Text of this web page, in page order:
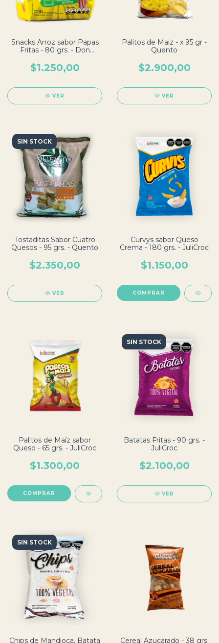
Snacks Arroz sabor Papas
Fritas - 80 grs. - Don
$1.250,00
VER
Palitos de Maiz - x 95 gr -
Quento
$2.900,00
VER
SIN STOCK
Tostaditas Sabor Cuatro
Quesos - 95 grs. - Quento
$2.350,00
VER
Curvys sabor Queso
Crema - 180 grs. - JuliCroc
$1.150,00
Palitos de Maíz sabor
Queso - 65 grs. - JuliCroc
$1.300,00
SIN STOCK
Batatas Fritas - 90 grs. -
JuliCroc
$2.100,00
VER
SIN STOCK
Chips de Mandioca, Batata Cereal Azucarado - 38 grs.